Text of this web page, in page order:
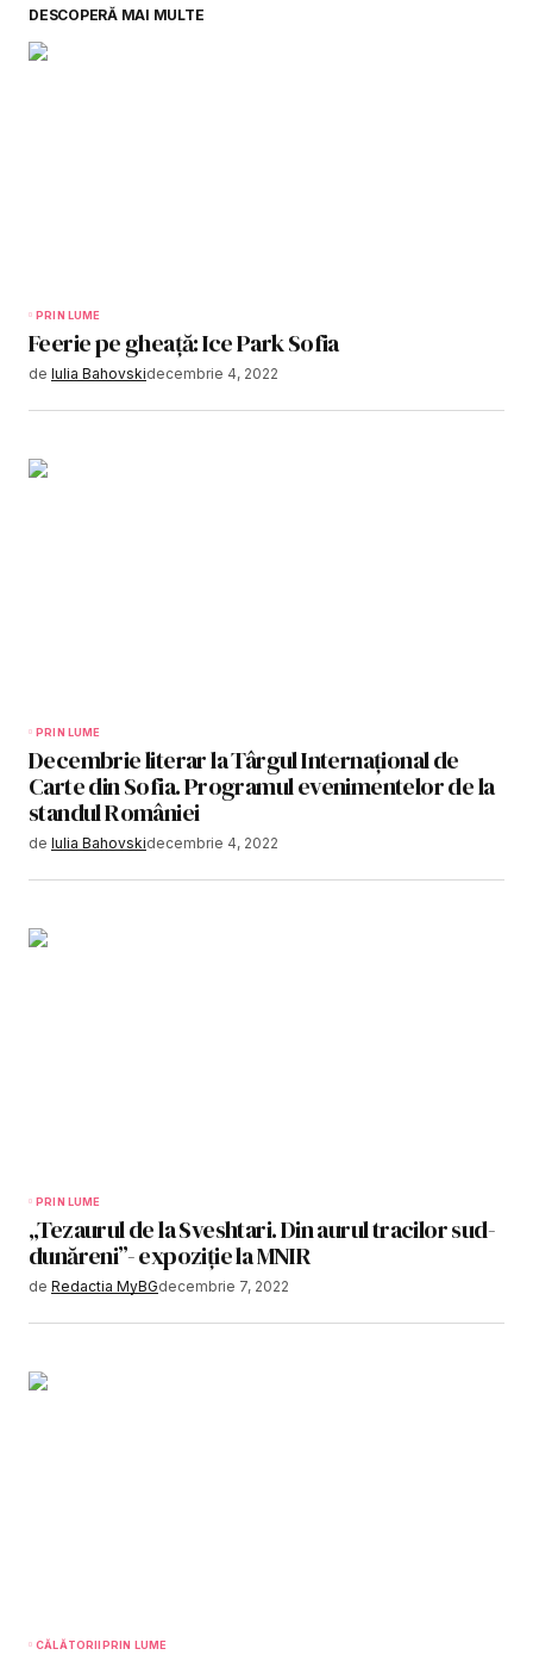
DESCOPERĂ MAI MULTE
PRIN LUME
Feerie pe gheață: Ice Park Sofia
de Iulia Bahovskidecembrie 4, 2022
PRIN LUME
Decembrie literar la Târgul Internațional de
Carte din Sofia. Programul evenimentelor de la
standul României
de Iulia Bahovskidecembrie 4, 2022
PRIN LUME
„Tezaurul de la Sveshtari. Din aurul tracilor sud-
dunăreni”- expoziție la MNIR
de Redactia MyBGdecembrie 7, 2022
CĂLĂTORIIPRIN LUME